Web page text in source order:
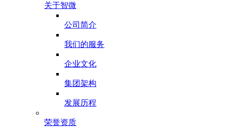
关于智微
公司简介
我们的服务
企业文化
集团架构
发展历程
荣誉资质